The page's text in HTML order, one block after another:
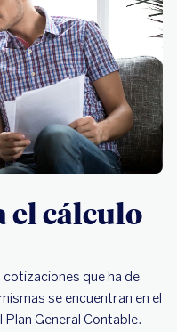
el cálculo
que ha de
se encuentran en el
Plan General Contable.